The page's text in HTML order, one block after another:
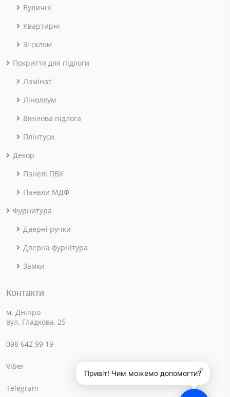
×
Привіт! Чим можемо допомогти?
Вуличні
Квартирні
Зі склом
Покриття для підлоги
Ламінат
Лінолеум
Вінілова підлога
Плінтуси
Декор
Панелі ПВХ
Панели МДФ
Фурнитура
Дверні ручки
Дверна фурнітура
Замки
Контакти
м. Дніпро
вул. Гладкова, 25
098 642 99 19
Viber
Telegram